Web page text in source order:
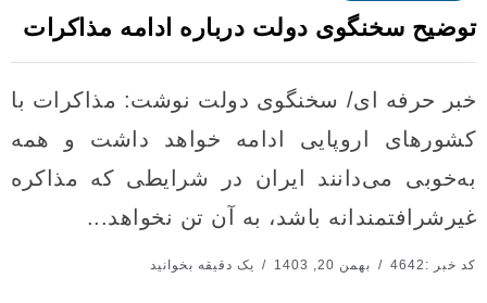
توضیح سخنگوی دولت درباره ادامه مذاکرات
خبر حرفه ای/ سخنگوی دولت نوشت: مذاکرات با
کشورهای اروپایی ادامه خواهد داشت و همه
به‌خوبی می‌دانند ایران در شرایطی که مذاکره
غیرشرافتمندانه باشد، به آن تن نخواهد...
کد خبر :4642 بهمن 20, 1403 یک دقیقه بخوانید